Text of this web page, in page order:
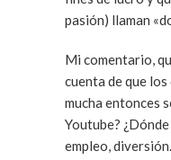
pasión) llaman
Mi comentario,
cuenta de que
mucha entonces
Youtube?
empleo,